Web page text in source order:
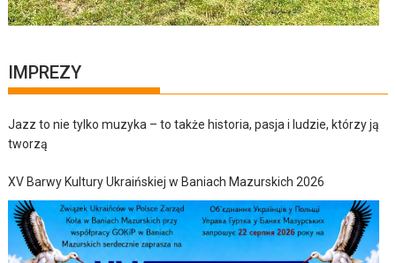
IMPREZY
Jazz to nie tylko muzyka – to także historia, pasja i ludzie, którzy ją
tworzą
XV Barwy Kultury Ukraińskiej w Baniach Mazurskich 2026